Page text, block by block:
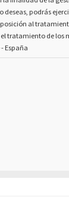
podrás
al
tratamiento de los
España